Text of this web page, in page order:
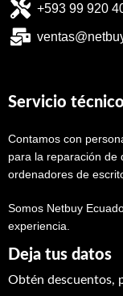
+593 99 920
Servicio técnico
Contamos con
para la reparación de
ordenadores de
Somos Netbuy
experiencia.
Deja tus datos
Obtén descuentos,